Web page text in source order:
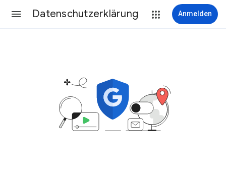
Datenschutzerklärung Anmelden